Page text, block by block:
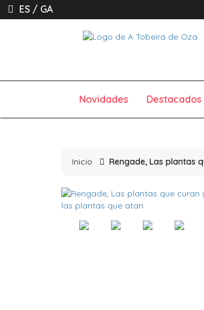
ES / GA
Novidades Destacados
Inicio Rengade, Las plantas